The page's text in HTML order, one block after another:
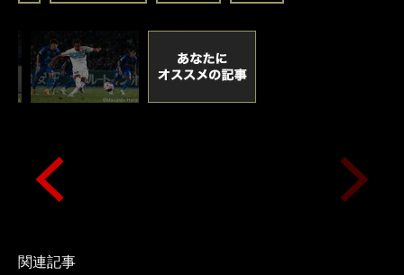
関連記事